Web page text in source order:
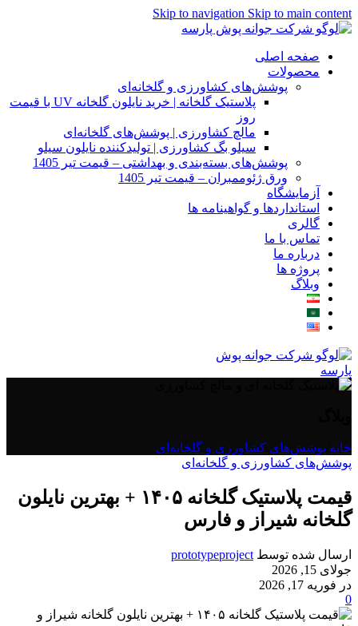
Skip to navigation Skip to main content
صفحه اصلی
محصولات
پوشش‌های کشاورزی و گلخانه‌ای
پلاستیک گلخانه | خرید نایلون گلخانه UV با قیمت
روز
مالچ کشاورزی | پوشش‌های گلخانه‌ای
سیلو بگ کشاورزی | تولیدکننده نایلون سیلو
پوشش‌های بسته‌بندی و بهداشتی – قیمت تیر 1405
ورق ژئوممبران – قیمت تیر 1405
آزمایشگاه
استانداردها و گواهینامه ها
گالری
تماس با ما
درباره ما
پروژه ها
وبلاگ
خانه پوشش‌های کشاورزی و گلخانه‌ای
پوشش‌های کشاورزی و گلخانه‌ای
قیمت پلاستیک گلخانه ۱۴۰۵ + بهترین نایلون
گلخانه شیراز و فارس
ارسال شده توسط prototypeproject
جولای 15, 2026
در فوریه 17, 2026
0